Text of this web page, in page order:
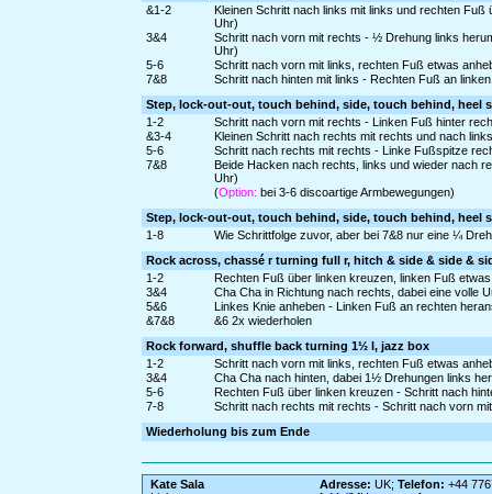
&1-2
Kleinen Schritt nach links mit links und rechten
Uhr)
3&4
Schritt nach vorn mit rechts - ½ Drehung links
Uhr)
5-6
Schritt nach vorn mit links, rechten Fuß etwas
7&8
Schritt nach hinten mit links - Rechten Fuß an
Step, lock-out-out, touch behind, side, touch behind, heel
1-2
Schritt nach vorn mit rechts - Linken Fuß hinter
&3-4
Kleinen Schritt nach rechts mit rechts und nach
5-6
Schritt nach rechts mit rechts - Linke Fußspitze
7&8
Beide Hacken nach rechts, links und wieder nach
Uhr)
(Option: bei 3-6 discoartige Armbewegungen)
Step, lock-out-out, touch behind, side, touch behind, heel
1-8
Wie Schrittfolge zuvor, aber bei 7&8 nur eine ¼
Rock across, chassé r turning full r, hitch & side & side &
1-2
Rechten Fuß über linken kreuzen, linken Fuß
3&4
Cha Cha in Richtung nach rechts, dabei eine volle
5&6
Linkes Knie anheben - Linken Fuß an rechten
&7&8
&6 2x wiederholen
Rock forward, shuffle back turning 1½ l, jazz box
1-2
Schritt nach vorn mit links, rechten Fuß etwas
3&4
Cha Cha nach hinten, dabei 1½ Drehungen links
5-6
Rechten Fuß über linken kreuzen - Schritt nach
7-8
Schritt nach rechts mit rechts - Schritt nach vorn
Wiederholung bis zum Ende
Kate Sala Adresse: UK;Telefon: +44